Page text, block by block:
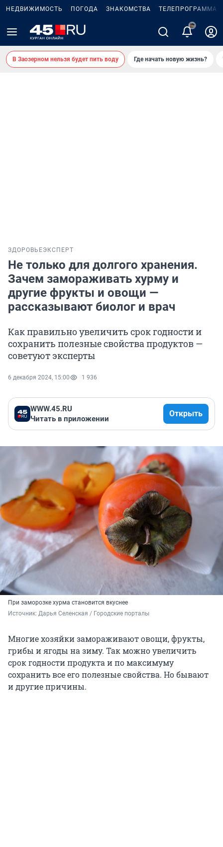
НЕДВИЖИМОСТЬ ПОГОДА ЗНАКОМСТВА ТЕЛЕПРОГРАММА
2
В Заозерном нельзя будет пить воду Где начать новую жизнь?
ЗДОРОВЬЕЭКСПЕРТ
Не только для долгого хранения.
Зачем замораживать хурму и
другие фрукты и овощи —
рассказывают биолог и врач
Как правильно увеличить срок годности и
сохранить полезные свойства продуктов —
советуют эксперты
6 декабря 2024, 15:00 1 936
WWW.45.RU
Читать в приложении
Открыть
При заморозке хурма становится вкуснее
Источник: Дарья Селенская / Городские порталы
Многие хозяйки замораживают овощи, фрукты,
грибы и ягоды на зиму. Так можно увеличить
срок годности продукта и по максимуму
сохранить все его полезные свойства. Но бывают
и другие причины.